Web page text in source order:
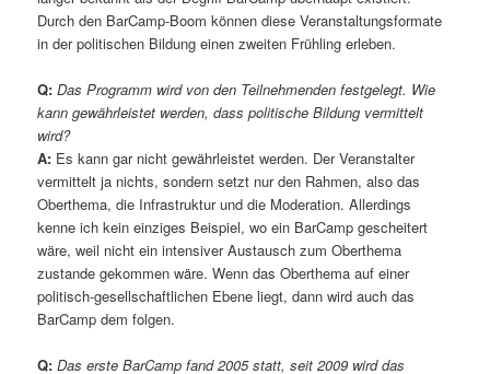
Durch den BarCamp-Boom können diese Veranstaltungsformate
in der politischen Bildung einen zweiten Frühling erleben.
Q: Das Programm wird von den Teilnehmenden festgelegt. Wie
kann gewährleistet werden, dass politische Bildung vermittelt
wird?
A: Es kann gar nicht gewährleistet werden. Der Veranstalter
vermittelt ja nichts, sondern setzt nur den Rahmen, also das
Oberthema, die Infrastruktur und die Moderation. Allerdings
kenne ich kein einziges Beispiel, wo ein BarCamp gescheitert
wäre, weil nicht ein intensiver Austausch zum Oberthema
zustande gekommen wäre. Wenn das Oberthema auf einer
politisch-gesellschaftlichen Ebene liegt, dann wird auch das
BarCamp dem folgen.
Q: Das erste BarCamp fand 2005 statt, seit 2009 wird das